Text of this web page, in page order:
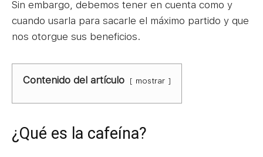
Sin embargo, debemos tener en cuenta como y
cuando usarla para sacarle el máximo partido y que
nos otorgue sus beneficios.
Contenido del artículo mostrar
¿Qué es la cafeína?